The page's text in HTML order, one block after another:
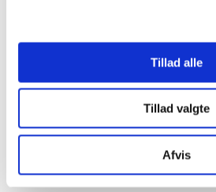
Tillad alle
Tillad valgte
Afvis
Search
Recent Posts